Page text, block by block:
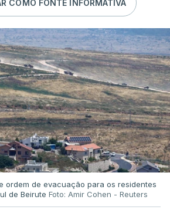
COMO FONTE INFORMATIVA
ordem de evacuação para os residentes
de Beirute Foto: Amir Cohen - Reuters